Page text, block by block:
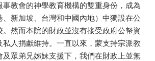
事教會的神學教育機構的雙重身份，成為
、新加坡、台灣和中國內地）中獨設在公
。然而本院的財政並沒有接受政府公帑資
人捐獻維持。一直以來，蒙支持宗派教
眾弟兄姊妹支援下，我們在財政上並無